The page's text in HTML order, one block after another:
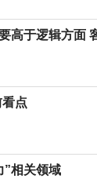
高于逻辑方面
点
”相关领域